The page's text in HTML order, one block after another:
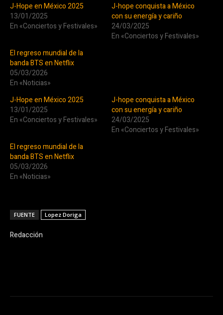
J-Hope en México 2025
13/01/2025
En «Conciertos y Festivales»
J-hope conquista a México
con su energía y cariño
24/03/2025
En «Conciertos y Festivales»
El regreso mundial de la
banda BTS en Netflix
05/03/2026
En «Noticias»
J-Hope en México 2025
13/01/2025
En «Conciertos y Festivales»
J-hope conquista a México
con su energía y cariño
24/03/2025
En «Conciertos y Festivales»
El regreso mundial de la
banda BTS en Netflix
05/03/2026
En «Noticias»
FUENTE Lopez Doriga
Redacción